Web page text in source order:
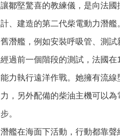
讓鄒堅驚喜的教練儀，是向法
計、建造的第二代柴電動力潛
舊潛艦，例如安裝呼吸管、測試
經過前一個階段的測試，法國
能力執行遠洋作戰。她擁有流
力，另外配備的柴油主機可以
步。
潛艦在海面下活動，行動都靠